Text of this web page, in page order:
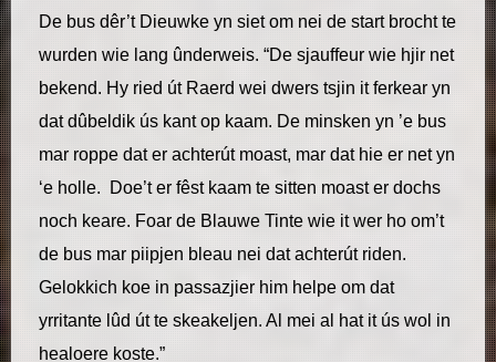
De bus dêr’t Dieuwke yn siet om nei de start brocht te
wurden wie lang ûnderweis. “De sjauffeur wie hjir net
bekend. Hy ried út Raerd wei dwers tsjin it ferkear yn
dat dûbeldik ús kant op kaam. De minsken yn ’e bus
mar roppe dat er achterút moast, mar dat hie er net yn
‘e holle. Doe’t er fêst kaam te sitten moast er dochs
noch keare. Foar de Blauwe Tinte wie it wer ho om’t
de bus mar piipjen bleau nei dat achterút riden.
Gelokkich koe in passazjier him helpe om dat
yrritante lûd út te skeakeljen. Al mei al hat it ús wol in
healoere koste.”